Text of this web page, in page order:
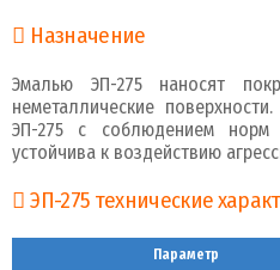
Назначение
Эмалью ЭП-275 наносят
неметаллические
ЭП-275 с соблюдением норм
устойчива к воздействию
ЭП-275 технические
Параметр